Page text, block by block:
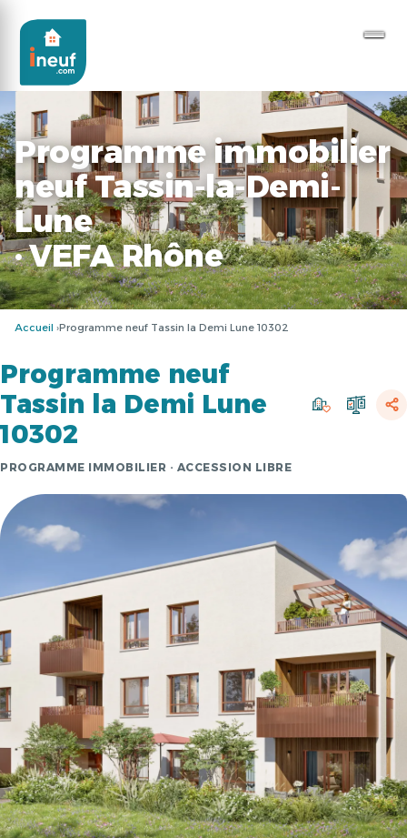
Programme immobilier
neuf Tassin-la-Demi-
Lune
· VEFA Rhône
Accueil Programme neuf Tassin la Demi Lune 10302
Programme neuf
Tassin la Demi Lune
10302
PROGRAMME IMMOBILIER · ACCESSION LIBRE